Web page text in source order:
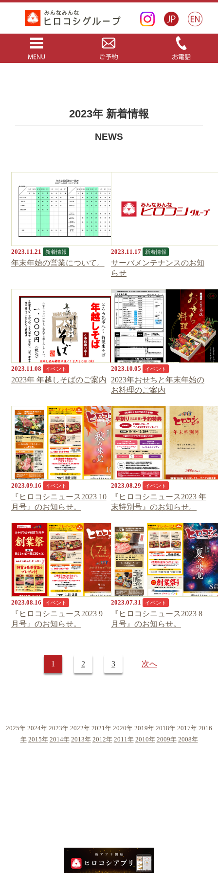
2023年 新着情報
NEWS
2023.11.21 新着情報
年末年始の営業について。
2023.11.17 新着情報
サーバメンテナンスのお知
らせ
2023.11.08 イベント
2023年 年越しそばのご案内
2023.10.05 イベント
2023年おせちと年末年始の
お料理のご案内
2023.09.16 イベント
『ヒロコシニュース2023 10
月号』のお知らせ。
2023.08.29 イベント
『ヒロコシニュース2023 年
末特別号』のお知らせ。
2023.08.16 イベント
『ヒロコシニュース2023 9
月号』のお知らせ。
2023.07.31 イベント
『ヒロコシニュース2023 8
月号』のお知らせ。
1 2 3 次へ
2025年 2024年 2023年 2022年 2021年 2020年 2019年 2018年 2017年 2016
年 2015年 2014年 2013年 2012年 2011年 2010年 2009年 2008年